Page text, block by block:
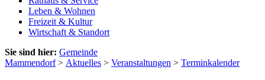
Leben & Wohnen
Freizeit & Kultur
Wirtschaft & Standort
Sie sind hier: Gemeinde
Mammendorf> Aktuelles > Veranstaltungen > Terminkalender